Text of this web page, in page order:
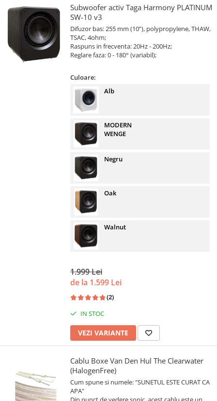
Subwoofer activ Taga Harmony PLATINUM
SW-10 v3
Difuzor bas: 255 mm (10”), polypropylene, THAW,
TSAC, 4ohm;
Raspuns in frecventa: 20Hz - 200Hz;
Reglare faza: 0 - 180° (variabil);
Culoare:
Alb
MODERN
WENGE
Negru
Oak
Walnut
1.999 Lei
de la 1.599 Lei
(2)
IN STOC
VEZI VARIANTE
Cablu Boxe Van Den Hul The Clearwater
(HalogenFree)
Cum spune si numele: "SUNETUL ESTE CURAT CA
APA"